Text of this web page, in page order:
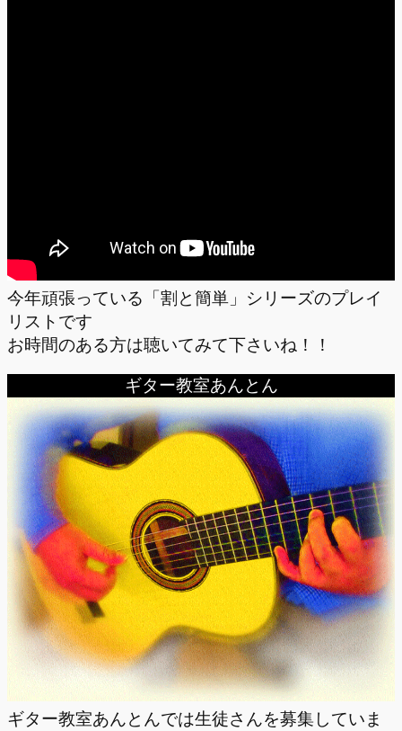
今年頑張っている「割と簡単」シリーズのプレイ
リストです
お時間のある方は聴いてみて下さいね！！
ギター教室あんとん
ギター教室あんとんでは生徒さんを募集していま